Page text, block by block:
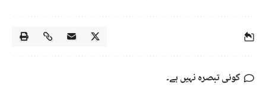
کوئی تبصرہ نہیں ہے۔